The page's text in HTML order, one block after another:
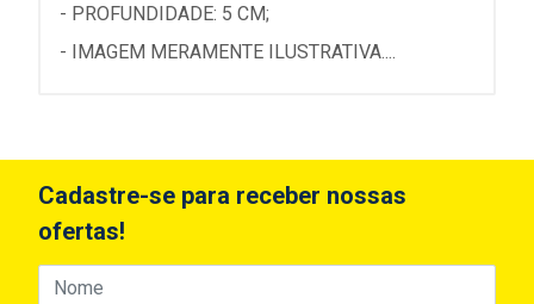
- PROFUNDIDADE: 5 CM;
- IMAGEM MERAMENTE ILUSTRATIVA....
Cadastre-se para receber nossas
ofertas!